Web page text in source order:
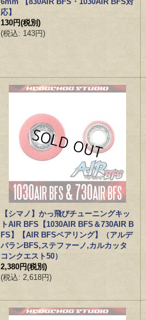
応】
130円(税別)
(税込: 143円)
【シマノ】かっ飛びチューニングキッ
トAIR BFS【1030AIR BFS＆730AIR B
FS】【AIR BFSベアリング】（アルデ
バランBFS,ステファーノ,カルカッタ
コンクエスト50）
2,380円(税別)
(税込: 2,618円)